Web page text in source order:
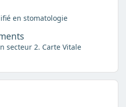
en stomatologie
secteur 2. Carte Vitale